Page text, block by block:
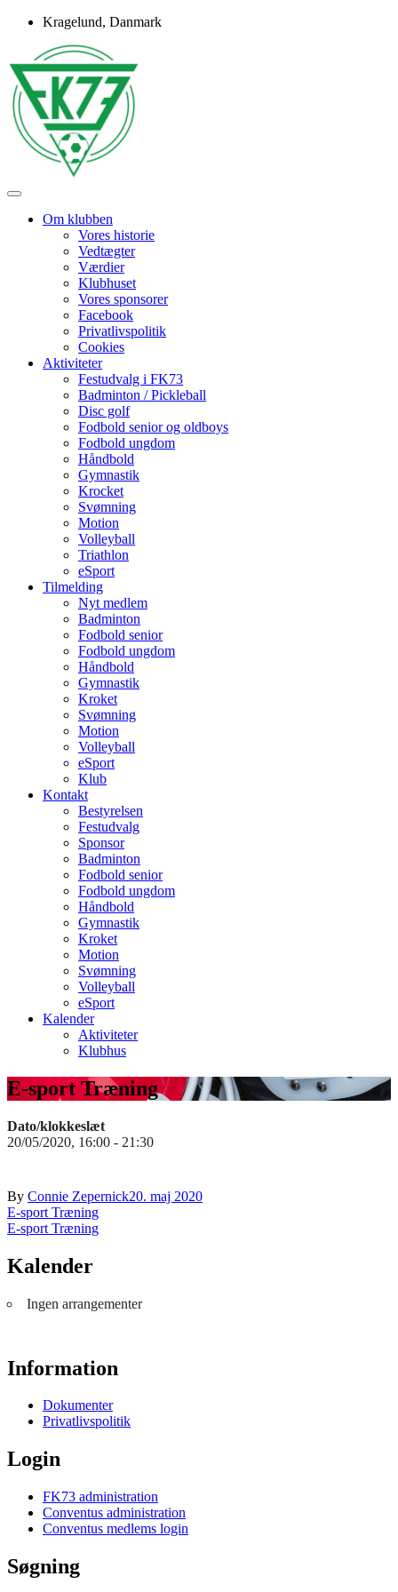
Skip
content
Kragelund, Danmark
FK73
Om klubben
Vores historie
Vedtægter
Værdier
Klubhuset
Vores sponsorer
Facebook
Privatlivspolitik
Cookies
Aktiviteter
Festudvalg i FK73
Badminton / Pickleball
Disc golf
Fodbold senior og oldboys
Fodbold ungdom
Håndbold
Gymnastik
Krocket
Svømning
Motion
Volleyball
Triathlon
eSport
Tilmelding
Nyt medlem
Badminton
Fodbold senior
Fodbold ungdom
Håndbold
Gymnastik
Kroket
Svømning
Motion
Volleyball
eSport
Klub
Kontakt
Bestyrelsen
Festudvalg
Sponsor
Badminton
Fodbold senior
Fodbold ungdom
Håndbold
Gymnastik
Kroket
Motion
Svømning
Volleyball
eSport
Kalender
Aktiviteter
Klubhus
E-sport Træning
Dato/klokkeslæt
20/05/2020, 16:00 - 21:30
By Connie Zepernick20. maj 2020
Indlægsnavigation
E-sport Træning
E-sport Træning
Kalender
Ingen arrangementer
Information
Dokumenter
Privatlivspolitik
Login
FK73 administration
Conventus administration
Conventus medlems login
Søgning